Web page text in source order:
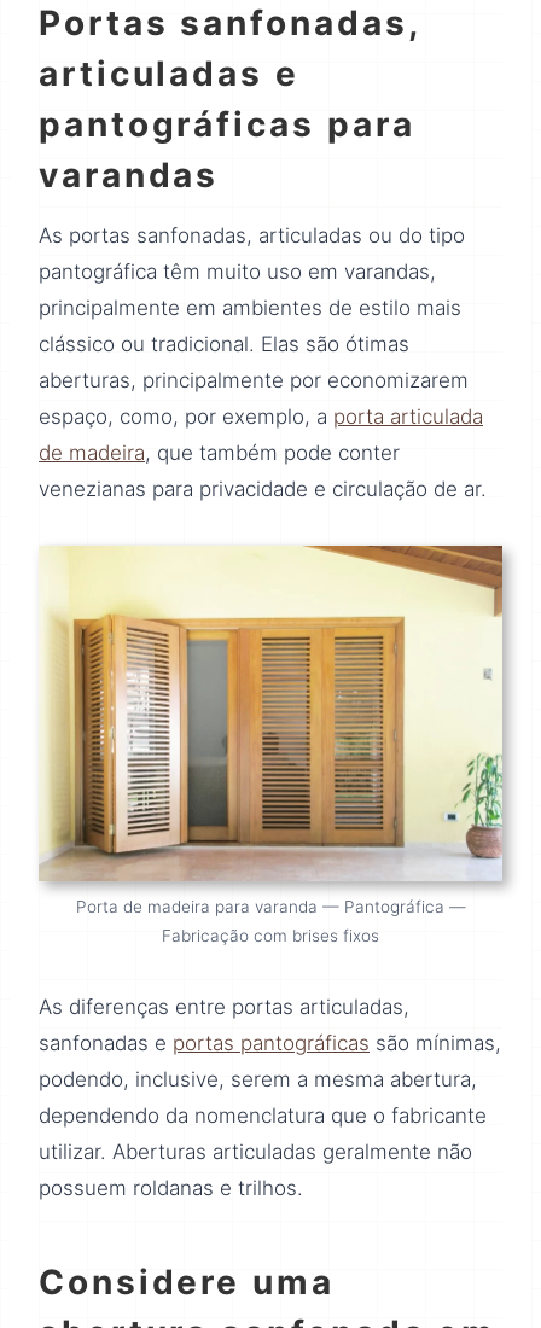
Portas sanfonadas,
articuladas e
pantográficas para
varandas
As portas sanfonadas, articuladas ou do tipo
pantográfica têm muito uso em varandas,
principalmente em ambientes de estilo mais
clássico ou tradicional. Elas são ótimas
aberturas, principalmente por economizarem
espaço, como, por exemplo, a porta articulada
de madeira, que também pode conter
venezianas para privacidade e circulação de ar.
Porta de madeira para varanda — Pantográfica —
Fabricação com brises fixos
As diferenças entre portas articuladas,
sanfonadas e portas pantográficas são mínimas,
podendo, inclusive, serem a mesma abertura,
dependendo da nomenclatura que o fabricante
utilizar. Aberturas articuladas geralmente não
possuem roldanas e trilhos.
Considere uma